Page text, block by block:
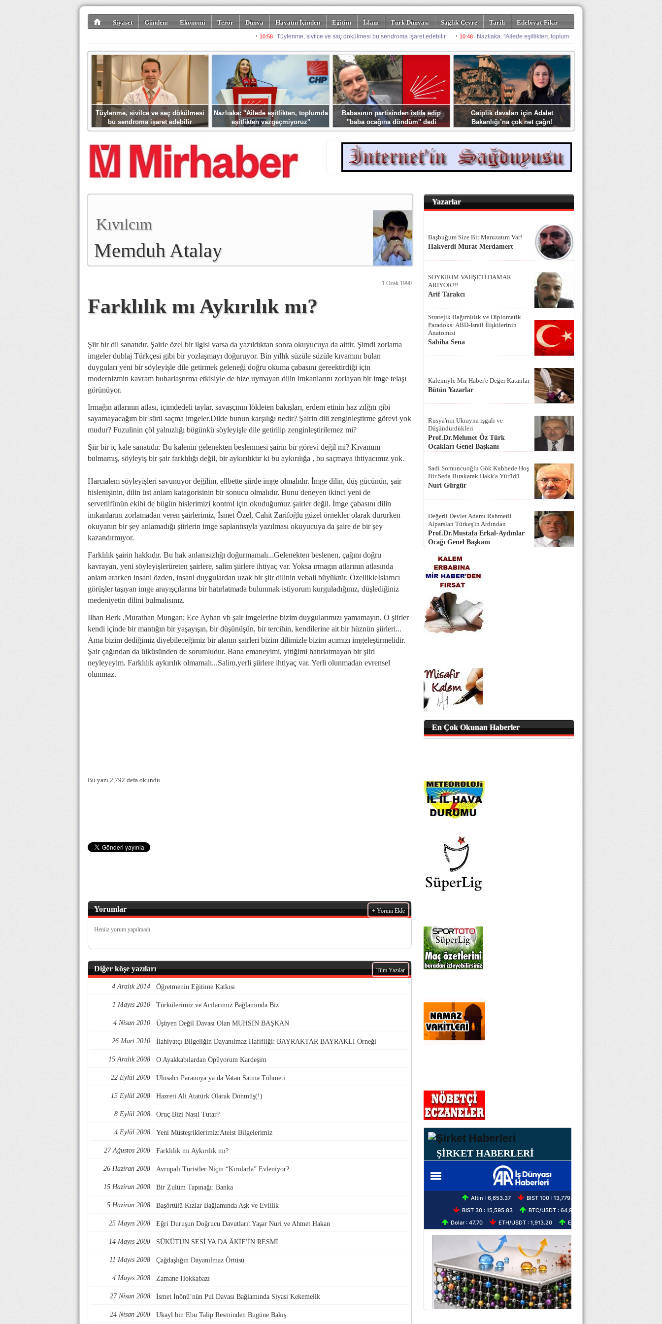
Siyaset Gündem Ekonomi Terör Dünya Hayatın İçinden Eğitim İslam Türk Dünyası Sağlık-Çevre Tarih
Edebiyat-Fikir
Spor Misafir Kalem Foto Galeriler
Tüylenme, sivilce ve saç dökülmesi
bu sendroma işaret edebilir
Nazlıaka: ''Ailede eşitlikten, toplumda
eşitlikten vazgeçmiyoruz''
Babasının partisinden istifa edip
''baba ocağına döndüm'' dedi
Gaiplik davaları için Adalet
Bakanlığı’na çok net çağrı!
Kıvılcım
Memduh Atalay
1 Ocak 1990
Farklılık mı Aykırılık mı?
Şiir bir dil sanatıdır. Şairle özel bir ilgisi varsa da yazıldıktan sonra okuyucuya da aittir. Şimdi zorlama
imgeler dublaj Türkçesi gibi bir yozlaşmayı doğuruyor. Bin yıllık süzüle süzüle kıvamını bulan
duyguları yeni bir söyleyişle dile getirmek geleneği doğru okuma çabasını gereektirdiği için
modernizmin kavram buharlaştırma etkisiyle de bize uymayan dilin imkanlarını zorlayan bir imge telaşı
görünüyor.
Irmağın atlarının atlası, içimdedeli taylar, savaşçının lökleten bakışları, erdem etinin haz zılğıtı gibi
sayamayacağım bir sürü saçma imgeler.Dilde bunun karşılığı nedir? Şairin dili zenginleştirme görevi yok
mudur? Fuzulinin çöl yalnızlığı bügünkü söyleyişle dile getirilip zenginleştirilemez mi?
Şiir bir iç kale sanatıdır. Bu kalenin gelenekten beslenmesi şairin bir görevi değil mi? Kıvamını
bulmamış, söyleyiş bir şair farklılığı değil, bir aykırılıktır ki bu aykırılığa , bu saçmaya ihtiyacımız yok.
Harcıalem söyleyişleri savunuyor değilim, ellbette şiirde imge olmalıdır. İmge dilin, düş gücünün, şair
hislenişinin, dilin üst anlam katagorisinin bir sonucu olmalıdır. Bunu deneyen ikinci yeni de
servetiifünün ekibi de bügün hislerimizi kontrol için okuduğumuz şairler değil. İmge çabasını dilin
imkanlarını zorlamadan veren şairlerimiz, İsmet Özel, Cahit Zarifoğlu güzel örnekler olarak dururken
okuyanın bir şey anlamadığı şiirlerin imge saplantısıyla yazılması okuyucuya da şaire de bir şey
kazandırmıyor.
Farklılık şairin hakkıdır. Bu hak anlamsızlığı doğurmamalı...Gelenekten beslenen, çağını doğru
kavrayan, yeni söyleyişlerüreten şairlere, salim şiirlere ihtiyaç var. Yoksa ırmagın atlarının atlasında
anlam ararken insani özden, insani duygulardan uzak bir şiir dilinin vebali büyüktür. Özellikleİslamcı
görüşler taşıyan imge arayışçılarına bir hatırlatmada bulunmak istiyorum kurguladığınız, düşlediğiniz
medeniyetin dilini bulmalısınız.
İlhan Berk ,Murathan Mungan; Ece Ayhan vb şair imgelerine bizim duygularımızı yamamayın. O şiirler
kendi içinde bir mantığın bir yaşayışın, bir düşünüşün, bir tercihin, kendilerine ait bir hüznün şiirleri...
Ama bizim dediğimiz diyebileceğimiz bir alanın şairleri bizim dilimizle bizim acımızı imgeleştirmelidir.
Şair çağından da ülküsünden de sorumludur. Bana emaneyimi, yitiğimi hatırlatmayan bir şiiri
neyleyeyim. Farklılık aykırılık olmamalı...Salim,yerli şiirlere ihtiyaç var. Yerli olunmadan evrensel
olunmaz.
Bu yazı 2,792 defa okundu.
Yorumlar + Yorum Ekle
Henüz yorum yapılmadı.
Diğer köşe yazıları Tüm Yazılar
4 Aralık 2014 Öğretmenin Eğitime Katkısı
1 Mayıs 2010 Türkülerimiz ve Acılarımız Bağlamında Biz
4 Nisan 2010 Üşüyen Değil Davası Olan MUHSİN BAŞKAN
26 Mart 2010 İlahiyatçı Bilgeliğin Dayanılmaz Hafifliği: BAYRAKTAR BAYRAKLI Örneği
15 Aralık 2008 O Ayakkabılardan Öpüyorum Kardeşim
22 Eylül 2008 Ulusalcı Paranoya ya da Vatan Satma Töhmeti
15 Eylül 2008 Hazreti Ali Atatürk Olarak Dönmüş(!)
8 Eylül 2008 Oruç Bizi Nasıl Tutar?
4 Eylül 2008 Yeni Müsteşriklerimiz:Ateist Bilgelerimiz
27 Ağustos 2008 Farklılık mı Aykırılık mı?
26 Haziran 2008 Avrupalı Turistler Niçin “Kırolarla” Evleniyor?
15 Haziran 2008 Bir Zulüm Tapınağı: Banka
5 Haziran 2008 Başörtülü Kızlar Bağlamında Aşk ve Evlilik
25 Mayıs 2008 Eğri Duruşun Doğrucu Davutları: Yaşar Nuri ve Ahmet Hakan
14 Mayıs 2008 SÜKÛTUN SESİ YA DA ÂKİF’İN RESMİ
11 Mayıs 2008 Çağdaşlığın Dayanılmaz Örtüsü
4 Mayıs 2008 Zamane Hokkabazı
27 Nisan 2008 İsmet İnönü’nün Pul Davası Bağlamında Siyasi Kekemelik
24 Nisan 2008 Ukayl bin Ebu Talip Resminden Bugüne Bakış
Yazarlar
Başbuğum Size Bir Maruzatım Var!
Hakverdi Murat Merdamert
SOYKIRIM VAHŞETİ DAMAR
ARIYOR!!!
Arif Tarakcı
Stratejik Bağımlılık ve Diplomatik
Paradoks: ABD-İsrail İlişkilerinin
Anatomisi
Sabiha Sena
Kalemiyle Mir Haber'e Değer Katanlar
Bütün Yazarlar
Rusya'nın Ukrayna işgali ve
Düşündürdükleri
Prof.Dr.Mehmet Öz Türk
Ocakları Genel Başkanı
Sadi Somuncuoğlu Gök Kubbede Hoş
Bir Seda Bırakarak Hakk'a Yürüdü
Nuri Gürgür
Değerli Devlet Adamı Rahmetli
Alparslan Türkeş'in Ardından
Prof.Dr.Mustafa Erkal-Aydınlar
Ocağı Genel Başkanı
En Çok Okunan Haberler
ŞİRKET HABERLERİ